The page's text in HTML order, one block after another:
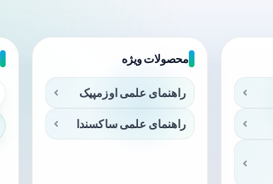
محصولات ویژه
راهنمای علمی اوزمپیک
راهنمای علمی ساکسندا